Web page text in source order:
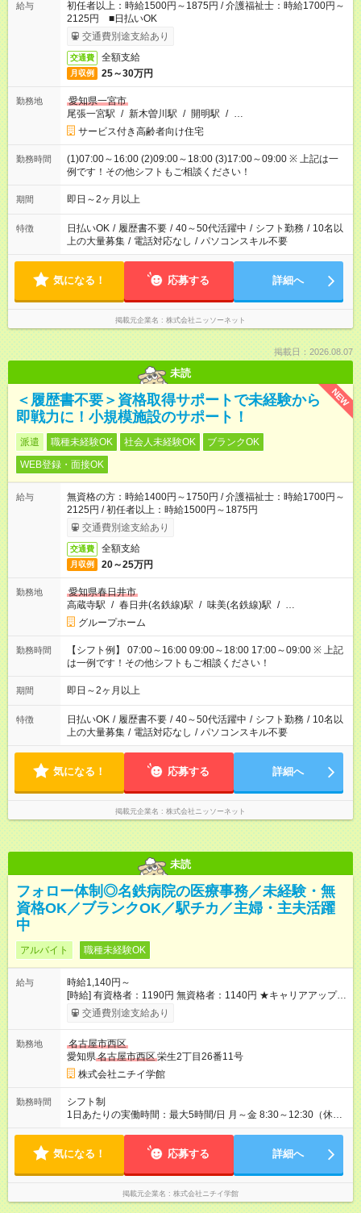
給与
初任者以上：時給1500円～1875円 / 介護福祉士：時給1700円～
2125円 ■日払いOK
交通費別途支給あり
交通費 全額支給
月収例 25～30万円
勤務地
愛知県一宮市
尾張一宮駅 / 新木曽川駅 / 開明駅 / …
サービス付き高齢者向け住宅
勤務時間
(1)07:00～16:00 (2)09:00～18:00 (3)17:00～09:00 ※ 上記は一
例です！その他シフトもご相談ください！
期間 即日～2ヶ月以上
特徴 日払いOK / 履歴書不要 / 40～50代活躍中 / シフト勤務 / 10名以
上の大量募集 / 電話対応なし / パソコンスキル不要
気になる！ 応募する 詳細へ
掲載元企業名 株式会社ニッソーネット
掲載日：2026.08.07
未読
NEW
＜履歴書不要＞資格取得サポートで未経験から
即戦力に！小規模施設のサポート！
派遣 職種未経験OK 社会人未経験OK
ブランクOK
WEB登録・面接OK
給与
無資格の方：時給1400円～1750円 / 介護福祉士：時給1700円～
2125円 / 初任者以上：時給1500円～1875円
交通費別途支給あり
交通費 全額支給
月収例 20～25万円
勤務地
愛知県春日井市
高蔵寺駅 / 春日井(名鉄線)駅 / 味美(名鉄線)駅 / …
グループホーム
勤務時間
【シフト例】 07:00～16:00 09:00～18:00 17:00～09:00 ※ 上記
は一例です！その他シフトもご相談ください！
期間 即日～2ヶ月以上
特徴 日払いOK / 履歴書不要 / 40～50代活躍中 / シフト勤務 / 10名以
上の大量募集 / 電話対応なし / パソコンスキル不要
気になる！ 応募する 詳細へ
掲載元企業名 株式会社ニッソーネット
未読
フォロー体制◎名鉄病院の医療事務／未経験・無
資格OK／ブランクOK／駅チカ／主婦・主夫活躍
中
アルバイト 職種未経験OK
給与
時給1,140円～
[時給] 有資格者：1190円 無資格者：1140円 ★キャリアアップ制
度あり 進級により給与がアップします！ 【試用期間】試用期間
あり 試用期間の長さ：3ヶ月 雇用形態、給与は本採用時と同じ
交通費別途支給あり
勤務地
名古屋市西区
愛知県名古屋市西区栄生2丁目26番11号
株式会社ニチイ学館
勤務時間
シフト制
1日あたりの実働時間：最大5時間/日 月～金 8:30～12:30（休憩
なし） 8:30～13:30（休憩なし） ※上記の時間で、月74時間・
（シフトのため片方のみは不可です）
気になる！ 応募する 詳細へ
掲載元企業名 株式会社ニチイ学館